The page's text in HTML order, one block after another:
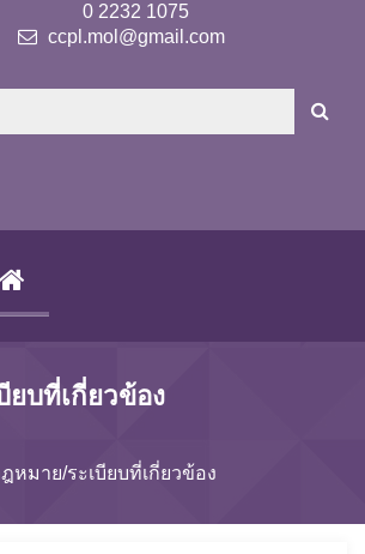
0 2232 1075
ccpl.mol@gmail.com
ยบที่เกี่ยวข้อง
หมาย/ระเบียบที่เกี่ยวข้อง